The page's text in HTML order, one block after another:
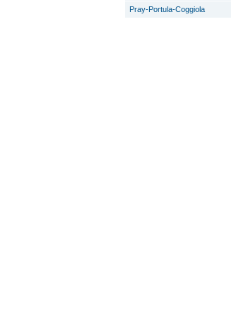
Pray-Portula-Coggiola